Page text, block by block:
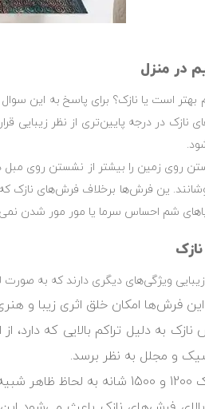
در منزل
است یا نازک؟ برای پاسخ به این
روی زمین را بیشتر از نشستن روی
ین فرش‌ها برخلاف فرش‌های نازک
شم احساس سرما یا مور مور شدن
ویژگی‌های دیگری دارند که به صورت
فرش‌ها امکان خلق اثری زیبا و
نازک به دلیل تراکم بالایی که
و مجلل به نظر برسد.‏
دارند.‏